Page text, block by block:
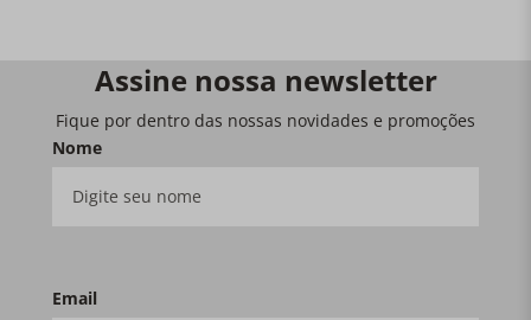
Assine nossa newsletter
Fique por dentro das nossas novidades e promoções
Nome
Email